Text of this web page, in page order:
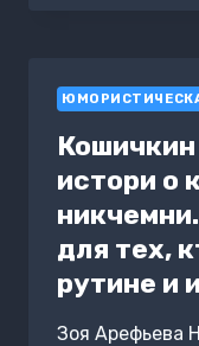
истори о
для тех,
рутине и
Зоя Арефьева